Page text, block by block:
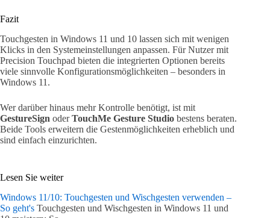
Fazit
Touchgesten in Windows 11 und 10 lassen sich mit wenigen
Klicks in den Systemeinstellungen anpassen. Für Nutzer mit
Precision Touchpad bieten die integrierten Optionen bereits
viele sinnvolle Konfigurationsmöglichkeiten – besonders in
Windows 11.
Wer darüber hinaus mehr Kontrolle benötigt, ist mit
GestureSign oderTouchMe Gesture Studio bestens beraten.
Beide Tools erweitern die Gestenmöglichkeiten erheblich und
sind einfach einzurichten.
Lesen Sie weiter
Windows 11/10: Touchgesten und Wischgesten verwenden –
So geht's Touchgesten und Wischgesten in Windows 11 und